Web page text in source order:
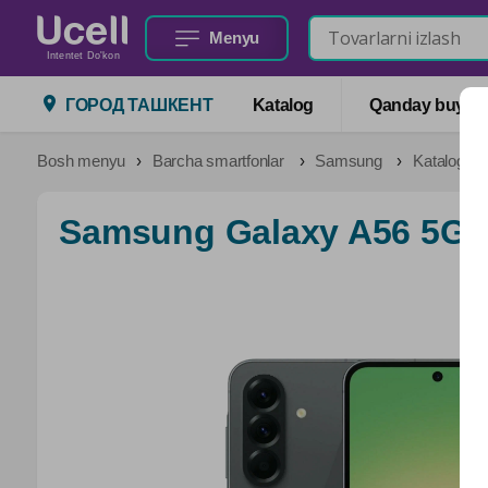
Intentet Do'kon
Menyu
ГОРОД ТАШКЕНТ Katalog Qanday
Bosh menyu Barcha smartfonlar Samsung Katalog
Samsung Galaxy A56 5G